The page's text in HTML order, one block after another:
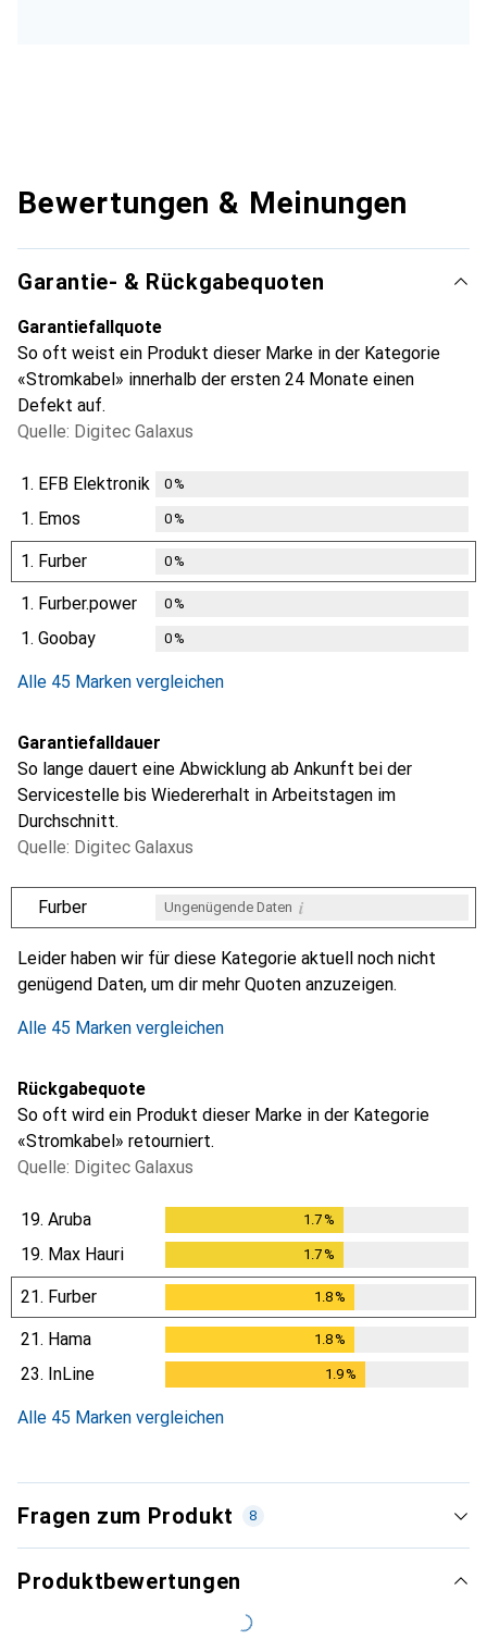
Bewertungen & Meinungen
Garantie- & Rückgabequoten
Garantiefallquote
So oft weist ein Produkt dieser Marke in der Kategorie
«Stromkabel» innerhalb der ersten 24 Monate einen
Defekt auf.
Quelle: Digitec Galaxus
1. EFB Elektronik 0%
1. Emos 0%
1. Furber 0%
1. Furber.power 0%
1. Goobay 0%
Alle 45 Marken vergleichen
Garantiefalldauer
So lange dauert eine Abwicklung ab Ankunft bei der
Servicestelle bis Wiedererhalt in Arbeitstagen im
Durchschnitt.
Quelle: Digitec Galaxus
Furber Ungenügende Daten i
Leider haben wir für diese Kategorie aktuell noch nicht
genügend Daten, um dir mehr Quoten anzuzeigen.
Alle 45 Marken vergleichen
Rückgabequote
So oft wird ein Produkt dieser Marke in der Kategorie
«Stromkabel» retourniert.
Quelle: Digitec Galaxus
19. Aruba 1.7%
19. Max Hauri 1.7%
21. Furber 1.8%
21. Hama 1.8%
23. InLine 1.9%
Alle 45 Marken vergleichen
Fragen zum Produkt 8
Produktbewertungen